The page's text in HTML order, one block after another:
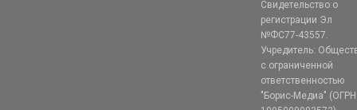
Свидетельство о
регистрации Эл
№ФС77-43557.
Учредитель:
с ограниченной
ответственностью
"Борис-Медиа" (ОГРН